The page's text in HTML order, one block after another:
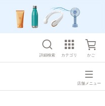
詳細検索 カテゴリ かご
店舗メニュー